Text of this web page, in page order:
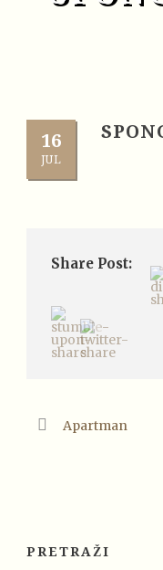
16
JUL
Share Post:
Apartman
PRETRAŽI